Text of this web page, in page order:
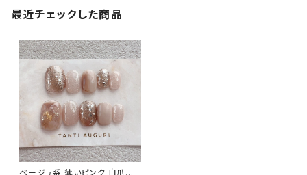
最近チェックした商品
ベージュ系 薄いピンク 自爪風